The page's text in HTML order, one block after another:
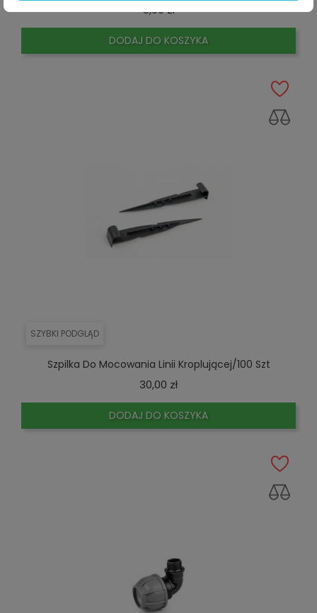
5,99 złCena
DODAJ DO KOSZYKA
SZYBKI PODGLĄD
Szpilka Do Mocowania Linii Kroplującej/100 Szt
30,00 złCena
DODAJ DO KOSZYKA